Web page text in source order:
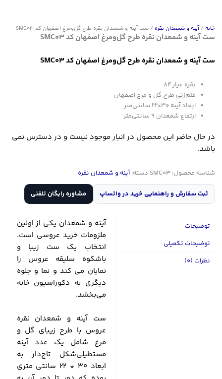
خانه /آینه و شمعدان نقره / ست آینه و شمعدان نقره طرح گل‌ومرغ اصفهان کد SMC03
ست آینه و شمعدان نقره طرح گل‌ومرغ اصفهان کد SMC03
ست آینه و شمعدان نقره طرح گل‌ومرغ اصفهان کد SMC03
نقره عیار 84
قلم‌زنی طرح گل و مرغ اصفهان
ابعاد آینه 30×22 سانتی‌متر
ارتفاع شمعدان 9 سانتی‌متر
در حال حاضر این محصول در انبار موجود نیست و در دسترس نمی
باشد.
شناسه محصول: SMC03 دسته:آینه و شمعدان نقره
ثبت سفارش و راهنمایی خرید در واتساپ مشاوره رایگان تلفنی
توضیحات
توضیحات تکمیلی
نظرات (0)
آینه و شمعدان یکی از اولین
ملزومات خرید عروسی است.
انتخاب یک ست زیبا و
باشکوه سلیقه عروس را
نمایان می کند و نما و جلوه
دیگری به دکوراسیون خانه
می‌بخشد.
ست آینه و شمعدان نقره
عروس با طرح زیبای گل و
مرغ شامل یک عدد آینه
مستطیلی‌شکل تاج‌دار به
ابعاد 30 * 22 سانتی متری